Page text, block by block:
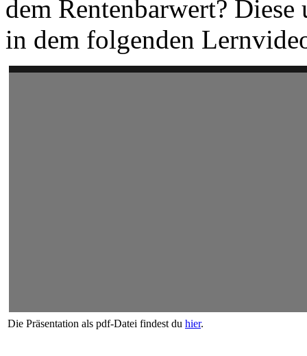
dem Rentenbarwert?
in dem folgenden
Die Präsentation als pdf-Datei findest du hier.